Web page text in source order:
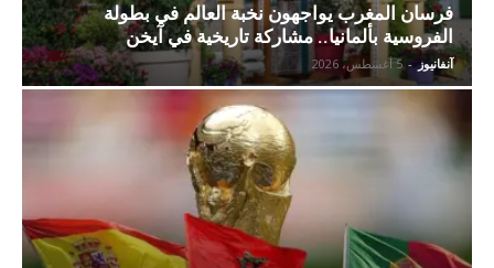
فرسان المغرب يواجهون نخبة العالم في بطولة
الفروسية بألمانيا.. مشاركة تاريخية في آيخن
آنفانيوز - 5 أغسطس، 2026